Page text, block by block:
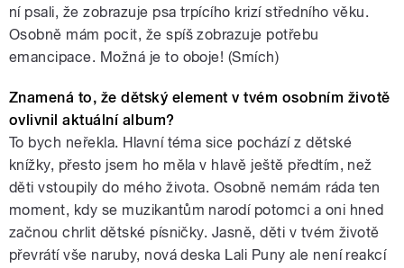
ní psali, že zobrazuje psa trpícího krizí středního věku.
Osobně mám pocit, že spíš zobrazuje potřebu
emancipace. Možná je to oboje! (Smích)
Znamená to, že dětský element v tvém osobním životě
ovlivnil aktuální album?
To bych neřekla. Hlavní téma sice pochází z dětské
knížky, přesto jsem ho měla v hlavě ještě předtím, než
děti vstoupily do mého života. Osobně nemám ráda ten
moment, kdy se muzikantům narodí potomci a oni hned
začnou chrlit dětské písničky. Jasně, děti v tvém životě
převrátí vše naruby, nová deska Lali Puny ale není reakcí